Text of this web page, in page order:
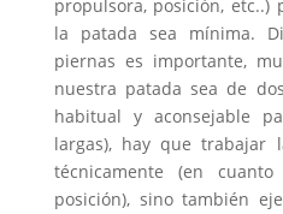
propulsora, posición, etc..)
la patada sea mínima.
piernas es importante,
nuestra patada sea de
habitual y aconsejable
largas), hay que trabajar
técnicamente (en
posición), sino también